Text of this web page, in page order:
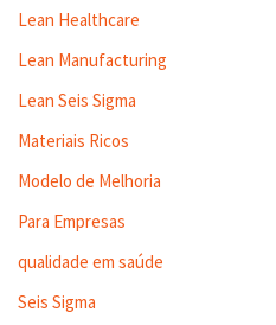
Lean Healthcare
Lean Manufacturing
Lean Seis Sigma
Materiais Ricos
Modelo de Melhoria
Para Empresas
qualidade em saúde
Seis Sigma